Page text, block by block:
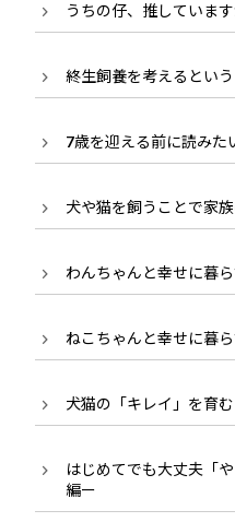
うちの仔、推しています
終生飼養を考えるとい
7歳を迎える前に読みた
犬や猫を飼うことで家
わんちゃんと幸せに暮
ねこちゃんと幸せに暮
犬猫の「キレイ」を育
はじめてでも大丈夫「
編ー